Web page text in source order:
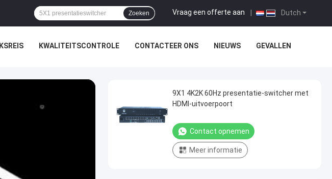
Dutch
Vraag een offerte aan
Zoeken
KWALITEITSCONTROLE CONTACTEER ONS NIEUWS GEVALLEN
9X1 4K2K 60Hz presentatie-switcher met
HDMI-uitvoerpoort
Contact opnemen
Meer informatie